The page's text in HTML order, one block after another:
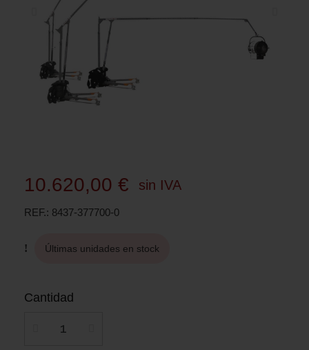
10.620,00 € sin IVA
REF. 8437-377700-0
Últimas unidades en stock
Cantidad